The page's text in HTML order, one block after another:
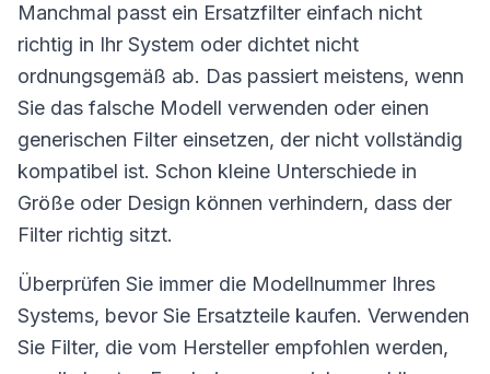
Manchmal passt ein Ersatzfilter einfach nicht
richtig in Ihr System oder dichtet nicht
ordnungsgemäß ab. Das passiert meistens, wenn
Sie das falsche Modell verwenden oder einen
generischen Filter einsetzen, der nicht vollständig
kompatibel ist. Schon kleine Unterschiede in
Größe oder Design können verhindern, dass der
Filter richtig sitzt.
Überprüfen Sie immer die Modellnummer Ihres
Systems, bevor Sie Ersatzteile kaufen. Verwenden
Sie Filter, die vom Hersteller empfohlen werden,